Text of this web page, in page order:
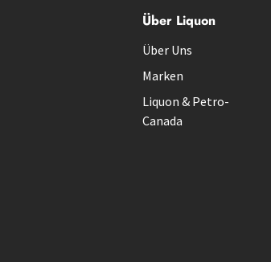
Über Liquon
Über Uns
Marken
Liquon & Petro-
Canada